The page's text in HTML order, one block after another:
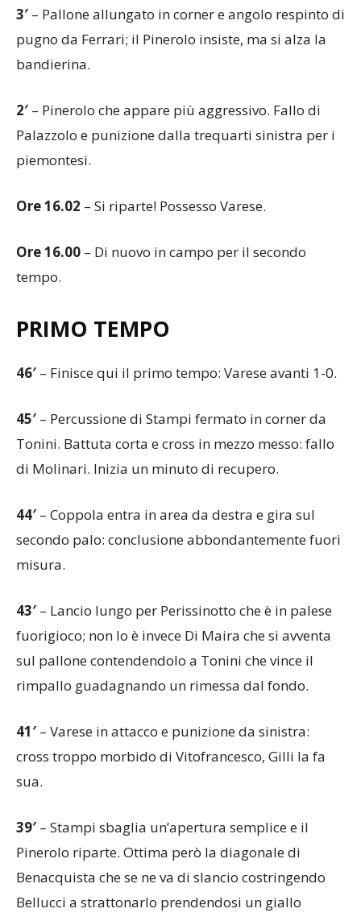
3′ – Pallone allungato in corner e angolo respinto di
pugno da Ferrari; il Pinerolo insiste, ma si alza la
bandierina.
2′ – Pinerolo che appare più aggressivo. Fallo di
Palazzolo e punizione dalla trequarti sinistra per i
piemontesi.
Ore 16.02 – Si riparte! Possesso Varese.
Ore 16.00 – Di nuovo in campo per il secondo
tempo.
PRIMO TEMPO
46′ – Finisce qui il primo tempo: Varese avanti 1-0.
45′ – Percussione di Stampi fermato in corner da
Tonini. Battuta corta e cross in mezzo messo: fallo
di Molinari. Inizia un minuto di recupero.
44′ – Coppola entra in area da destra e gira sul
secondo palo: conclusione abbondantemente fuori
misura.
43′ – Lancio lungo per Perissinotto che è in palese
fuorigioco; non lo è invece Di Maira che si avventa
sul pallone contendendolo a Tonini che vince il
rimpallo guadagnando un rimessa dal fondo.
41′ – Varese in attacco e punizione da sinistra:
cross troppo morbido di Vitofrancesco, Gilli la fa
sua.
39′ – Stampi sbaglia un’apertura semplice e il
Pinerolo riparte. Ottima però la diagonale di
Benacquista che se ne va di slancio costringendo
Bellucci a strattonarlo prendendosi un giallo